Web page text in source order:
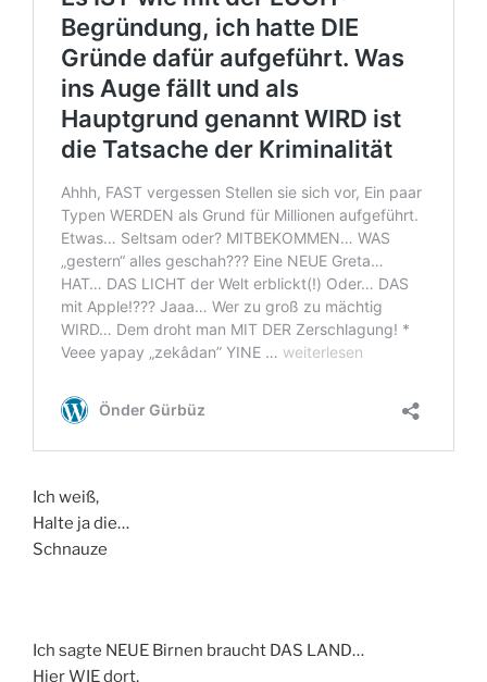
Ich weiß,
Halte ja die…
Schnauze
Ich sagte NEUE Birnen braucht DAS LAND…
Hier WIE dort,